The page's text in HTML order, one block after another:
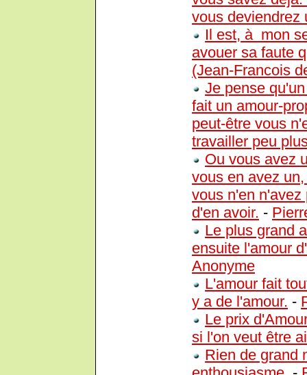
vous deviendrez
Il est, à mon
avouer sa faute
(Jean-Francois
Je pense
fait un amour-
peut-être vous
travailler peu
Ou vous avez
vous en avez
vous n'en n'avez
d'en avoir. -
Le plus grand
ensuite l'amour
Anonyme
L'amour fait
y a de l'amour. -
Le prix
si l'on veut être
Rien de grand